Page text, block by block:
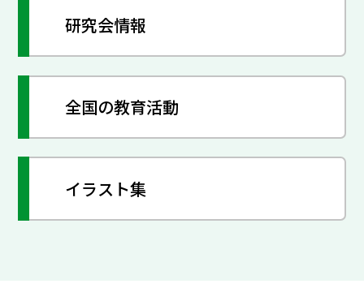
研究会情報
全国の教育活動
イラスト集